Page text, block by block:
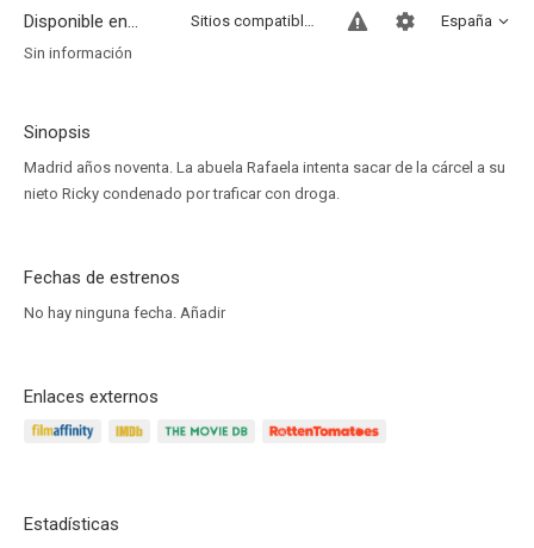
Disponible en... España
Sitios compatibles
Sin información
Sinopsis
Madrid años noventa. La abuela Rafaela intenta sacar de la cárcel a su
nieto Ricky condenado por traficar con droga.
Fechas de estrenos
No hay ninguna fecha. Añadir
Enlaces externos
Estadísticas